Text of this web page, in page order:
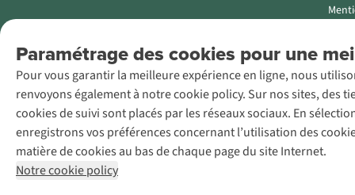
Paramétrage des cookies pour une
Pour vous garantir la meilleure expérience en ligne, nous
renvoyons également à notre cookie policy. Sur nos sites, des
cookies de suivi sont placés par les réseaux sociaux. En
enregistrons vos préférences concernant l’utilisation des
matière de cookies au bas de chaque page du site Internet.
Notre cookie policy
AS Adventure
Luxemburg SA,
Boulevard F.W.
Raiffeisen 25, L-
2411
Luxembourg
+32 (0)3 828
30 15